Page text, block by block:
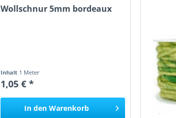
Wollschnur 5mm bordeaux
Inhalt 1 Meter
1,05 € *
In den Warenkorb